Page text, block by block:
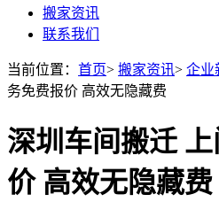
搬家资讯
联系我们
当前位置： 首页> 搬家资讯> 企业
务免费报价 高效无隐藏费
深圳车间搬迁
价 高效无隐藏费